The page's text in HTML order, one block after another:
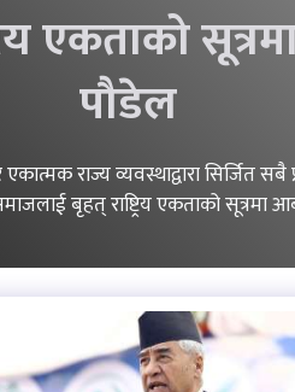
एकताको
पौडेल
राज्य व्यवस्थाद्वारा सिर्जित
बृहत् राष्ट्रिय एकताको